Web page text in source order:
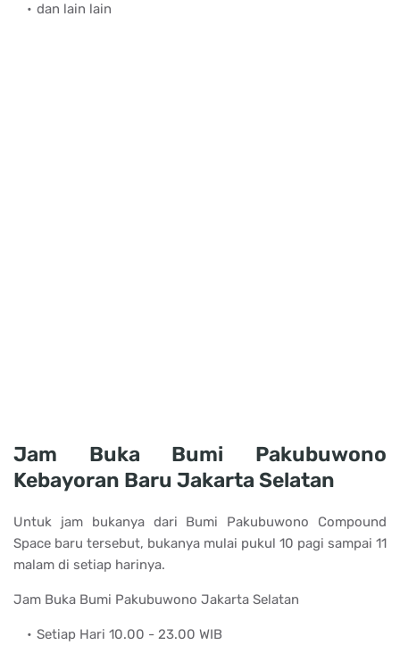
dan lain lain
Jam Buka Bumi Pakubuwono
Kebayoran Baru Jakarta Selatan
Untuk jam bukanya dari Bumi Pakubuwono Compound
Space baru tersebut, bukanya mulai pukul 10 pagi sampai 11
malam di setiap harinya.
Jam Buka Bumi Pakubuwono Jakarta Selatan
Setiap Hari 10.00 - 23.00 WIB